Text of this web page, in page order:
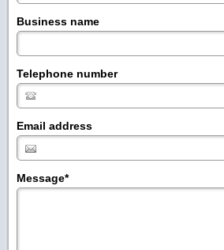
Business name
Telephone number
Email address
Message*